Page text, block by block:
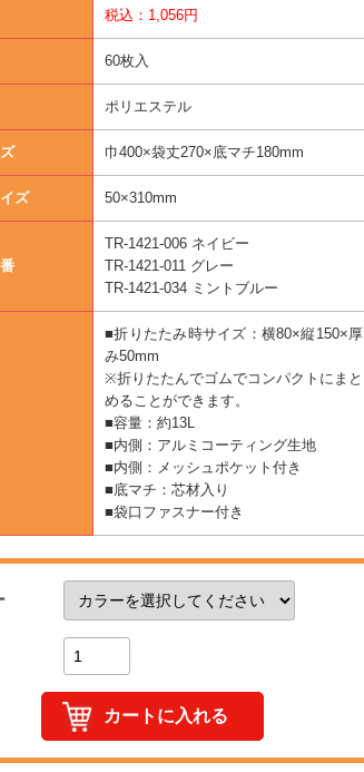
税込：1,056円
60枚入
ポリエステル
巾400×袋丈270×底マチ180mm
ズ 50×310mm
TR-1421-006 ネイビー
TR-1421-011 グレー
TR-1421-034 ミントブルー
■折りたたみ時サイズ：横80×縦150×厚
み50mm
※折りたたんでゴムでコンパクトにまと
めることができます。
■容量：約13L
■内側：アルミコーティング生地
■内側：メッシュポケット付き
■底マチ：芯材入り
■袋口ファスナー付き